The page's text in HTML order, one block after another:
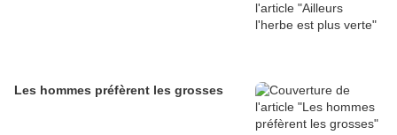
Les hommes préfèrent les grosses